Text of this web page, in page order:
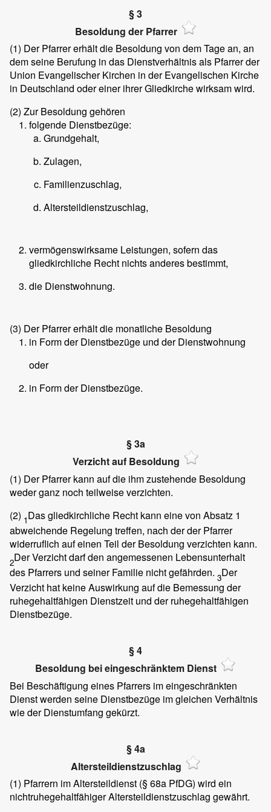
§ 3
Besoldung der Pfarrer
(1) Der Pfarrer erhält die Besoldung von dem Tage an, an
dem seine Berufung in das Dienstverhältnis als Pfarrer der
Union Evangelischer Kirchen in der Evangelischen Kirche
in Deutschland oder einer ihrer Gliedkirche wirksam wird.
(2) Zur Besoldung gehören
folgende Dienstbezüge:
Grundgehalt,
Zulagen,
Familienzuschlag,
Altersteildienstzuschlag,
vermögenswirksame Leistungen, sofern das
gliedkirchliche Recht nichts anderes bestimmt,
die Dienstwohnung.
(3) Der Pfarrer erhält die monatliche Besoldung
in Form der Dienstbezüge und der Dienstwohnung
oder
in Form der Dienstbezüge.
§ 3a
Verzicht auf Besoldung
(1) Der Pfarrer kann auf die ihm zustehende Besoldung
weder ganz noch teilweise verzichten.
(2) 1Das gliedkirchliche Recht kann eine von Absatz 1
abweichende Regelung treffen, nach der der Pfarrer
widerruflich auf einen Teil der Besoldung verzichten kann.
2Der Verzicht darf den angemessenen Lebensunterhalt
des Pfarrers und seiner Familie nicht gefährden. 3Der
Verzicht hat keine Auswirkung auf die Bemessung der
ruhegehaltfähigen Dienstzeit und der ruhegehaltfähigen
Dienstbezüge.
§ 4
Besoldung bei eingeschränktem Dienst
Bei Beschäftigung eines Pfarrers im eingeschränkten
Dienst werden seine Dienstbezüge im gleichen Verhältnis
wie der Dienstumfang gekürzt.
§ 4a
Altersteildienstzuschlag
(1) Pfarrern im Altersteildienst (§ 68a PfDG) wird ein
nichtruhegehaltfähiger Altersteildienstzuschlag gewährt.